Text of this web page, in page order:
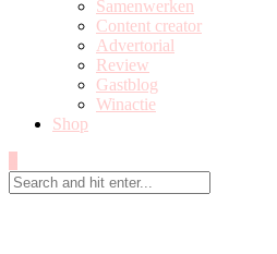
Samenwerken
Content creator
Advertorial
Review
Gastblog
Winactie
Shop